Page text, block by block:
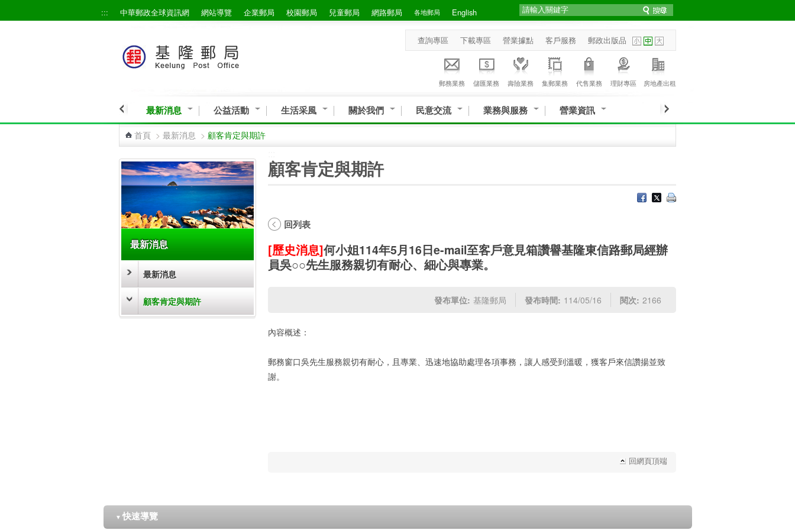
::: 中華郵政全球資訊網 網站導覽 企業郵局 校園郵局 兒童郵局 網路郵局 各地郵局 English
查詢專區 下載專區 營業據點 客戶服務 郵政出版品
郵務業務 儲匯業務 壽險業務 集郵業務 代售業務 理財專區 房地產出租
最新消息 公益活動 生活采風 關於我們 民意交流 業務與服務 營業資訊
首頁 > 最新消息 > 顧客肯定與期許
最新消息
最新消息
顧客肯定與期許
顧客肯定與期許
回列表
[歷史消息]何小姐114年5月16日e-mail至客戶意見箱讚譽基隆東信路郵局經辦
員吳○○先生服務親切有耐心、細心與專業。
發布單位: 基隆郵局 發布時間: 114/05/16 閱次: 2166
內容概述：
郵務窗口吳先生服務親切有耐心，且專業、迅速地協助處理各項事務，讓人感受到溫暖，獲客戶來信讚揚並致
謝。
回網頁頂端
▼ 快速導覽